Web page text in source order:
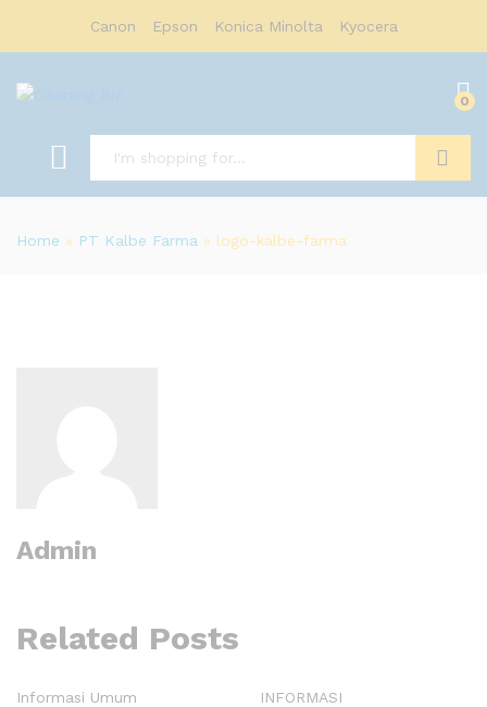
Canon Epson Konica Minolta Kyocera
0
Home » PT Kalbe Farma » logo-kalbe-farma
Admin
Related Posts
Informasi Umum INFORMASI